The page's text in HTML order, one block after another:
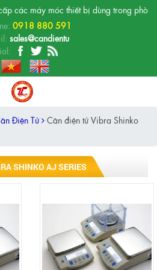
các máy móc thiết bị dùng trong
0918 880 591
sales@candientu
Điện Tử
Cân điện tử Vibra Shinko
SHINKO AJ SERIES